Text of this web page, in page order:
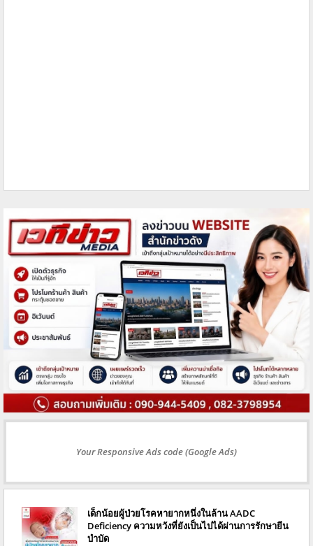
Your Responsive Ads code (Google Ads)
เด็กน้อยผู้ป่วยโรคหายากหนึ่งในล้าน AADC
Deficiency ความหวังที่ยังเป็นไปได้ผ่านการรักษายีน
บำบัด